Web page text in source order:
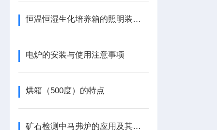
恒温恒湿生化培养箱的照明装置方便用户观察箱内物品
电炉的安装与使用注意事项
烘箱（500度）的特点
矿石检测中马弗炉的应用及其特点